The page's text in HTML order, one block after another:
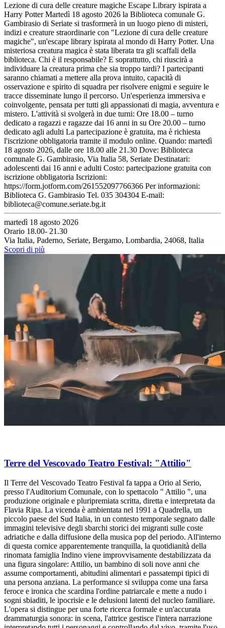
Lezione di cura delle creature magiche Escape Library ispirata a
Harry Potter Martedì 18 agosto 2026 la Biblioteca comunale G.
Gambirasio di Seriate si trasformerà in un luogo pieno di misteri,
indizi e creature straordinarie con "Lezione di cura delle creature
magiche", un'escape library ispirata al mondo di Harry Potter. Una
misteriosa creatura magica è stata liberata tra gli scaffali della
biblioteca. Chi è il responsabile? E soprattutto, chi riuscirà a
individuare la creatura prima che sia troppo tardi? I partecipanti
saranno chiamati a mettere alla prova intuito, capacità di
osservazione e spirito di squadra per risolvere enigmi e seguire le
tracce disseminate lungo il percorso. Un'esperienza immersiva e
coinvolgente, pensata per tutti gli appassionati di magia, avventura e
mistero. L'attività si svolgerà in due turni: Ore 18.00 – turno
dedicato a ragazzi e ragazze dai 16 anni in su Ore 20.00 – turno
dedicato agli adulti La partecipazione è gratuita, ma è richiesta
l'iscrizione obbligatoria tramite il modulo online. Quando: martedì
18 agosto 2026, dalle ore 18.00 alle 21.30 Dove: Biblioteca
comunale G. Gambirasio, Via Italia 58, Seriate Destinatari:
adolescenti dai 16 anni e adulti Costo: partecipazione gratuita con
iscrizione obbligatoria Iscrizioni:
https://form.jotform.com/261552097766366 Per informazioni:
Biblioteca G. Gambirasio Tel. 035 304304 E-mail:
biblioteca@comune.seriate.bg.it
martedì 18 agosto 2026
Orario 18.00- 21.30
Via Italia, Paderno, Seriate, Bergamo, Lombardia, 24068, Italia
Scopri di più
Terre del Vescovado Teatro Festival: "Attilio"
Il Terre del Vescovado Teatro Festival fa tappa a Orio al Serio,
presso l'Auditorium Comunale, con lo spettacolo " Attilio ", una
produzione originale e pluripremiata scritta, diretta e interpretata da
Flavia Ripa. La vicenda è ambientata nel 1991 a Quadrella, un
piccolo paese del Sud Italia, in un contesto temporale segnato dalle
immagini televisive degli sbarchi storici dei migranti sulle coste
adriatiche e dalla diffusione della musica pop del periodo. All'interno
di questa cornice apparentemente tranquilla, la quotidianità della
rinomata famiglia Indino viene improvvisamente destabilizzata da
una figura singolare: Attilio, un bambino di soli nove anni che
assume comportamenti, abitudini alimentari e passatempi tipici di
una persona anziana. La performance si sviluppa come una farsa
feroce e ironica che scardina l'ordine patriarcale e mette a nudo i
sogni sbiaditi, le ipocrisie e le delusioni latenti del nucleo familiare.
L'opera si distingue per una forte ricerca formale e un'accurata
drammaturgia sonora: in scena, l'attrice gestisce l'intera narrazione